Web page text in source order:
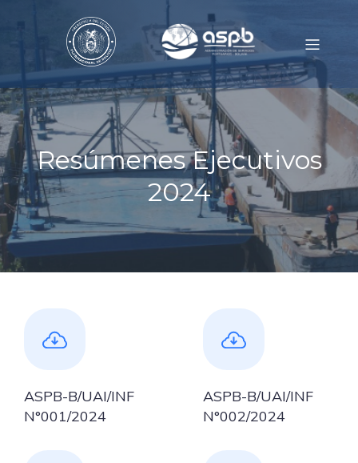
Resúmenes Ejecutivos
2024
ASPB-B/UAI/INF
N°001/2024
ASPB-B/UAI/INF
N°002/2024